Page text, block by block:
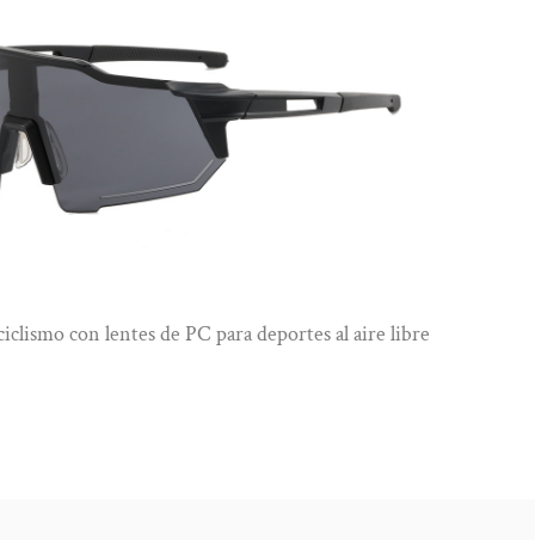
Gafas de ciclismo deportivas con lentes